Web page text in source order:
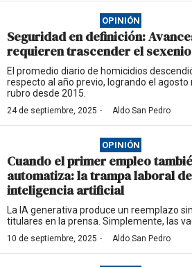
OPINIÓN
Seguridad en definición:
requieren trascender el
El promedio diario de homicidios
respecto al año previo, logrando el
rubro desde 2015.
24 de septiembre, 2025 · Aldo San Pedro
OPINIÓN
Cuando el primer empleo
automatiza: la trampa laboral
inteligencia artificial
La IA generativa produce un reemplazo
titulares en la prensa. Simplemente, las
10 de septiembre, 2025 · Aldo San Pedro